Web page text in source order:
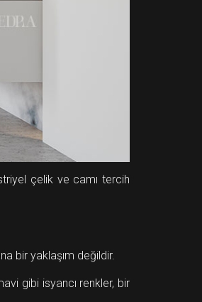
çelik ve camı tercih
bir yaklaşım değildir.
gibi isyancı renkler, bir